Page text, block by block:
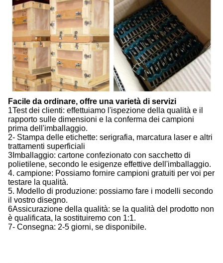
Facile da ordinare, offre una varietà di servizi
1Test dei clienti: effettuiamo l'ispezione della qualità e il
rapporto sulle dimensioni e la conferma dei campioni
prima dell'imballaggio.
2- Stampa delle etichette: serigrafia, marcatura laser e altri
trattamenti superficiali
3Imballaggio: cartone confezionato con sacchetto di
polietilene, secondo le esigenze effettive dell'imballaggio.
4. campione: Possiamo fornire campioni gratuiti per voi per
testare la qualità.
5. Modello di produzione: possiamo fare i modelli secondo
il vostro disegno.
6Assicurazione della qualità: se la qualità del prodotto non
è qualificata, la sostituiremo con 1:1.
7- Consegna: 2-5 giorni, se disponibile.